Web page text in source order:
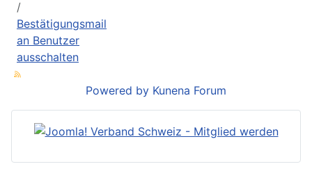
Bestätigungsmail
an Benutzer
ausschalten
Powered by Kunena Forum